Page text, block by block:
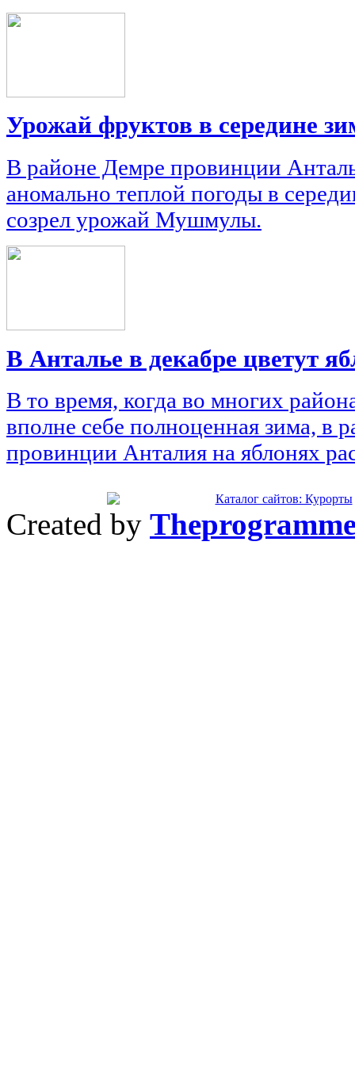
Урожай фруктов в середине
В районе Демре провинции
аномально теплой погоды в
созрел урожай Мушмулы.
В Анталье в декабре цветут
В то время, когда во многих
вполне себе полноценная зима, в
провинции Анталия на яблонях
Created by